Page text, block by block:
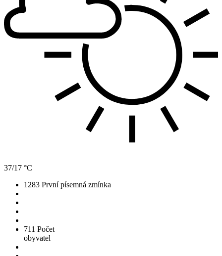
37/17 °C
1283 První písemná zmínka
711 Počet
obyvatel